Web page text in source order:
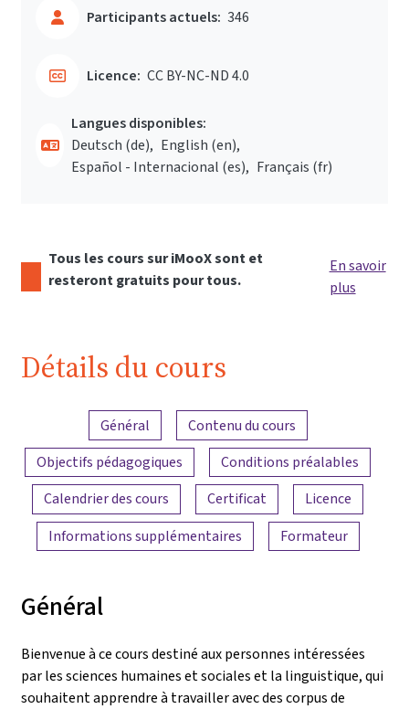
Participants actuels: 346
Licence: CC BY-NC-ND 4.0
Langues disponibles:
Deutsch ‎(de)‎
English ‎(en)‎
Español - Internacional ‎(es)‎
Français ‎(fr)‎
Tous les cours sur iMooX sont et
resteront gratuits pour tous.
En savoir
plus
Détails du cours
Aperçu du contenu
Général
Contenu du cours
Objectifs pédagogiques
Conditions préalables
Calendrier des cours
Certificat
Licence
Informations supplémentaires
Formateur
Général
Bienvenue à ce cours destiné aux personnes intéressées
par les sciences humaines et sociales et la linguistique, qui
souhaitent apprendre à travailler avec des corpus de